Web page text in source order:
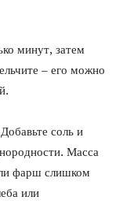
минут, затем
– его можно
соль и
Масса
фарш слишком
или